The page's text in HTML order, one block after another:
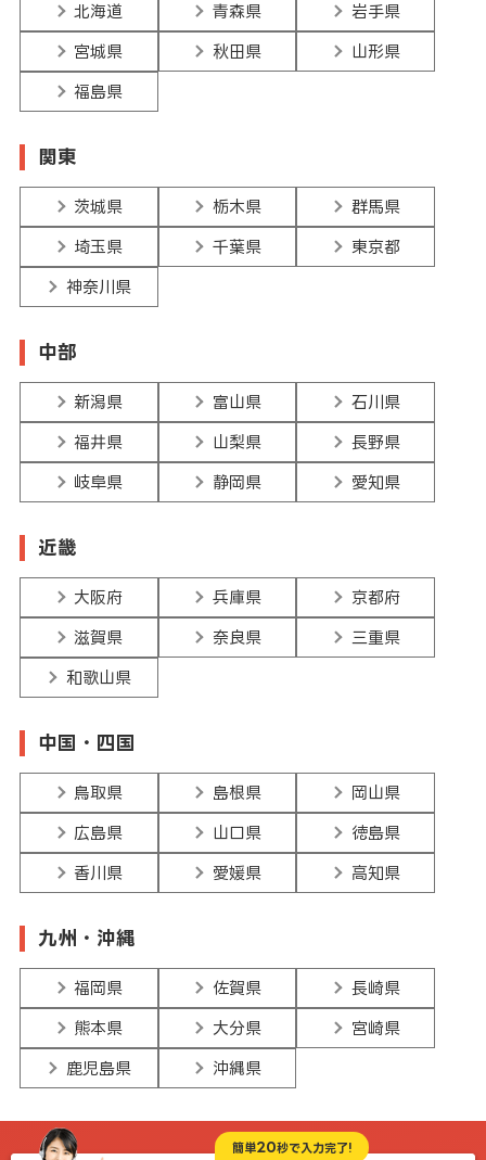
北海道 青森県 岩手県
宮城県 秋田県 山形県
福島県
関東
茨城県 栃木県 群馬県
埼玉県 千葉県 東京都
神奈川県
中部
新潟県 富山県 石川県
福井県 山梨県 長野県
岐阜県 静岡県 愛知県
近畿
大阪府 兵庫県 京都府
滋賀県 奈良県 三重県
和歌山県
中国・四国
鳥取県 島根県 岡山県
広島県 山口県 徳島県
香川県 愛媛県 高知県
九州・沖縄
福岡県 佐賀県 長崎県
熊本県 大分県 宮崎県
鹿児島県 沖縄県
簡単20秒で入力完了!